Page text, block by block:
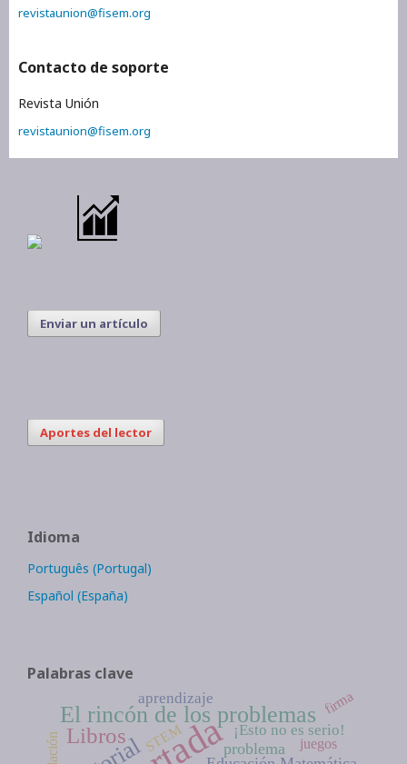
revistaunion@fisem.org
Contacto de soporte
Revista Unión
revistaunion@fisem.org
Enviar un artículo
Aportes del lector
Idioma
Português (Portugal)
Español (España)
Palabras clave
El rincón de los problemas
Libros
problema
¡Esto no es serio!
aprendizaje
STEM
firma
juegos